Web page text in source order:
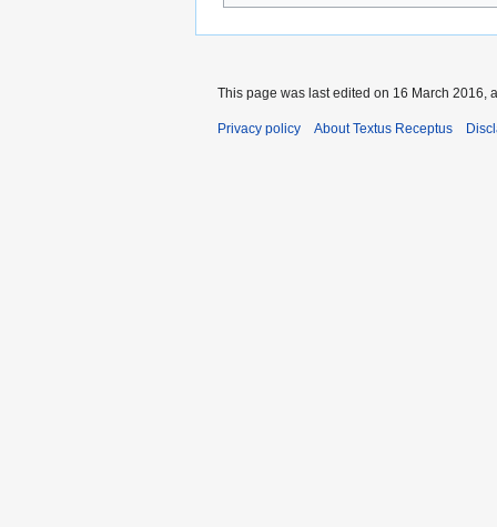
This page was last edited on 16 March 2016,
Privacy policy About Textus Receptus